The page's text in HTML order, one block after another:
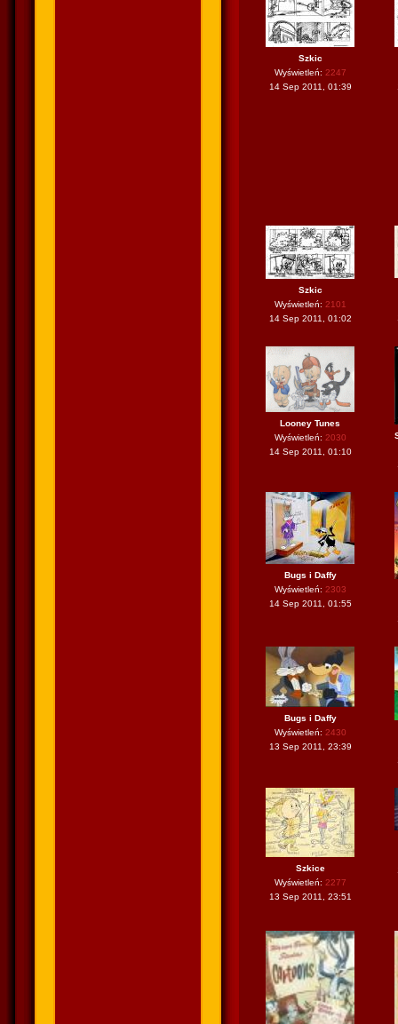
Szkic
Wyświetleń: 2247
14 Sep 2011, 01:39
Szkic
Wyświetleń: 2101
14 Sep 2011, 01:02
Looney Tunes
Wyświetleń: 2030
14 Sep 2011, 01:10
Bugs i Daffy
Wyświetleń: 2303
14 Sep 2011, 01:55
Bugs i Daffy
Wyświetleń: 2430
13 Sep 2011, 23:39
Szkice
Wyświetleń: 2277
13 Sep 2011, 23:51